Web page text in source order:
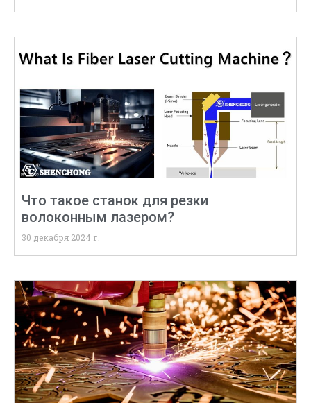
Что такое станок для резки
волоконным лазером?
30 декабря 2024 г.